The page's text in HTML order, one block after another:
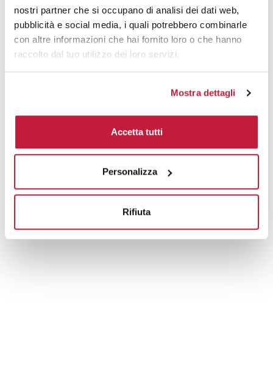
nostri partner che si occupano di analisi dei dati web,
pubblicità e social media, i quali potrebbero combinarle
con altre informazioni che hai fornito loro o che hanno
raccolto dal tuo utilizzo dei loro servizi.
Mostra dettagli
Accetta tutti
Personalizza
Rifiuta
Prodotti alternativi